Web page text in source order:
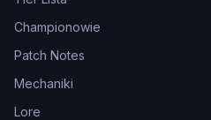
Championowie
Patch Notes
Mechaniki
Lore